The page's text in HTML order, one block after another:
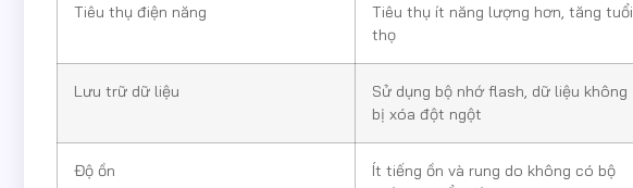
Tiêu thụ điện năng
Tiêu thụ ít năng lượng hơn, tăng tuổi
thọ
Lưu trữ dữ liệu
Sử dụng bộ nhớ flash, dữ liệu không
bị xóa đột ngột
Độ ồn
Ít tiếng ồn và rung do không có bộ